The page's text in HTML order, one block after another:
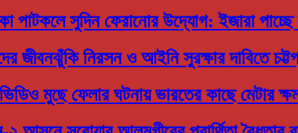
পাটকলে সুদিন ফেরানোর উদ্যোগ: ইজারা
জীবনঝুঁকি নিরসন ও আইনি সুরক্ষার দাবিতে
মুছে ফেলার ঘটনায় ভারতের কাছে মেটার